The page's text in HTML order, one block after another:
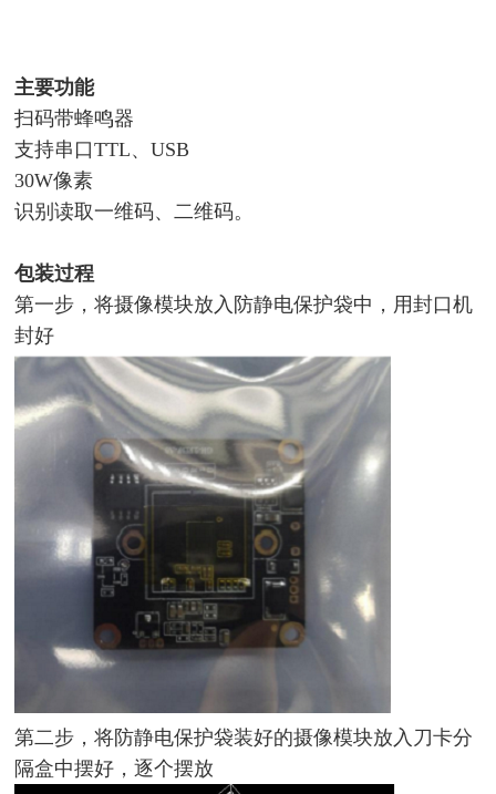
主要功能
扫码带蜂鸣器
支持串口TTL、USB
30W像素
识别读取一维码、二维码。
包装过程
第一步，将摄像模块放入防静电保护袋中，用封口机
封好
第二步，将防静电保护袋装好的摄像模块放入刀卡分
隔盒中摆好，逐个摆放